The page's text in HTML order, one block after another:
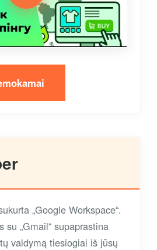
„Google Workspace“.
su „Gmail“ supaprastina
valdymą tiesiogiai iš jūsų